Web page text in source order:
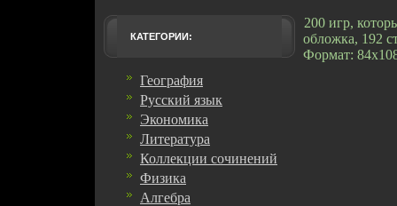
КАТЕГОРИИ:
География
Русский язык
Экономика
Литература
Коллекции сочинений
Физика
Алгебра
200 игр,
обложка, 192
Формат: